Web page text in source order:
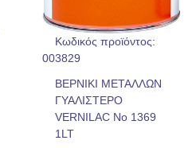
Κωδικός προϊόντος:
003829
ΒΕΡΝΙΚΙ ΜΕΤΑΛΛΩΝ
ΓΥΑΛΙΣΤΕΡΟ
VERNILAC No 1369
1LT